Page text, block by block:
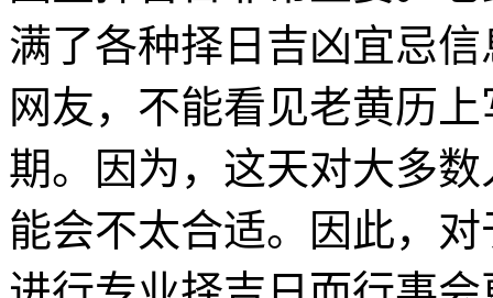
满了各种择日吉凶宜忌
网友，不能看见老黄历
期。因为，这天对大多
能会不太合适。因此，